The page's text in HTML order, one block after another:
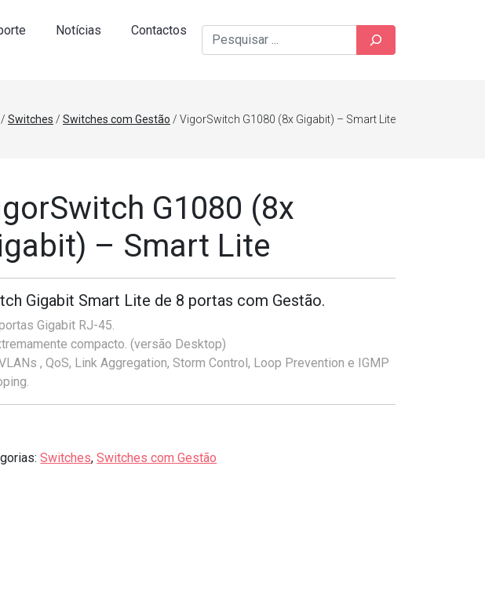
Notícias Contactos Pesquisar
/ Switches / Switches com Gestão / VigorSwitch G1080 (8x Gigabit) – Smart Lite
G1080 (8x
– Smart Lite
Gigabit Smart Lite de 8 portas com Gestão.
Gigabit RJ-45.
compacto. (versão Desktop)
, QoS, Link Aggregation, Storm Control, Loop Prevention e IGMP
Switches,Switches com Gestão